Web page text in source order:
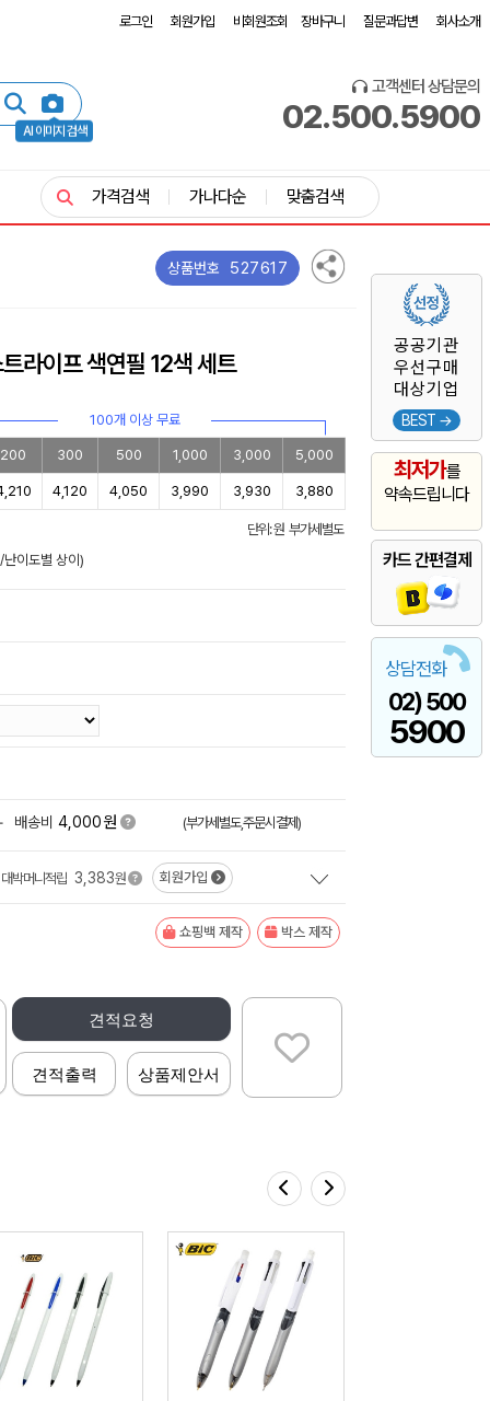
로그인 회원가입 비회원조회 장바구니 질문과답변 회사소개
AI 이미지 검색
고객센터 상담문의
02.500.5900
공공기관
우선구매
대상기업
BEST →
최저가를
약속드립니다
카드 간편결제
상담전화
02) 500
5900
가격검색 가나다순 맞춤검색
상품번호 527617
라이프 색연필 12색 세트
100개 이상 무료
200 300 500 1,000 3,000 5,000
4,120 4,050 3,990 3,930 3,880
단위: 원 부가세별도
이도별 상이)
배송비 4,000원 (부가세별도,주문시결제)
대박머니적립 3,383원 회원가입
쇼핑백 제작 박스 제작
견적요청
견적출력 상품제안서